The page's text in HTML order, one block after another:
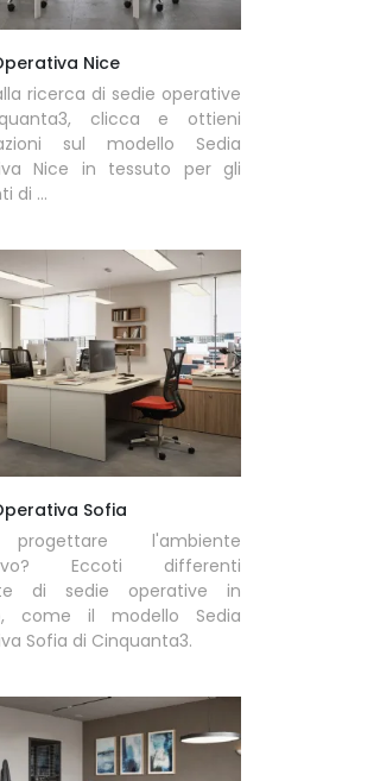
Nice
ricerca di sedie operative
clicca e ottieni
sul modello Sedia
Nice in tessuto per gli
di ...
Sofia
l'ambiente
Eccoti differenti
di sedie operative in
come il modello Sedia
Sofia di Cinquanta3.